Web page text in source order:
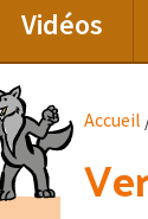
Vidéos
Accueil